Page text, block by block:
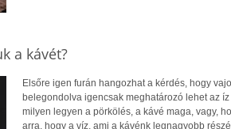
a kávét?
Elsőre igen furán hangozhat a kérdés, hogy
belegondolva igencsak meghatározó lehet az
milyen legyen a pörkölés, a kávé maga, vagy,
arra, hogy a víz, ami a kávénk legnagyobb